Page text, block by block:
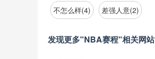
不怎么样(4) 差强人意(2)
发现更多"NBA赛程"相关网站